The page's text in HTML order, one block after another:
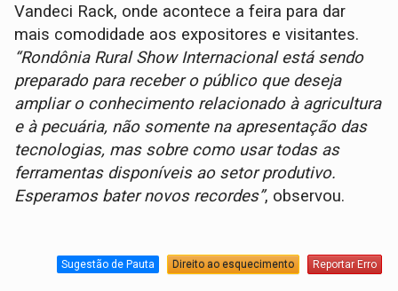
Vandeci Rack, onde acontece a feira para dar
mais comodidade aos expositores e visitantes.
“Rondônia Rural Show Internacional está sendo
preparado para receber o público que deseja
ampliar o conhecimento relacionado à agricultura
e à pecuária, não somente na apresentação das
tecnologias, mas sobre como usar todas as
ferramentas disponíveis ao setor produtivo.
Esperamos bater novos recordes”, observou.
Sugestão de Pauta Direito ao esquecimento Reportar Erro